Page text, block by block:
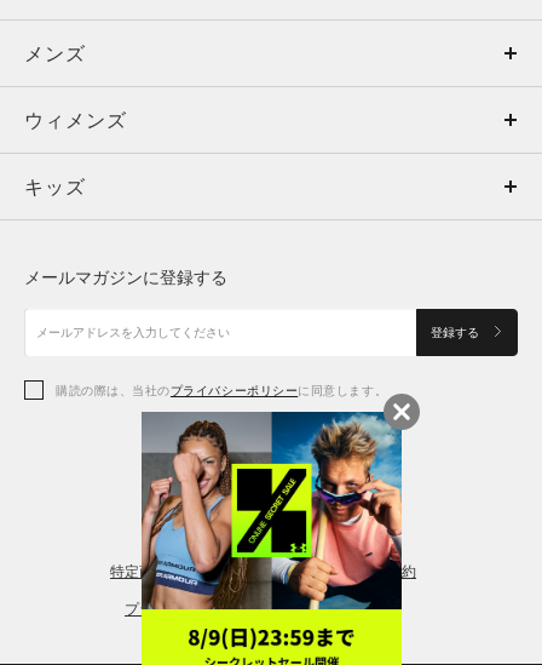
メンズ
ウィメンズ
キッズ
アクセサリー
メンズ
トップス
ボトムス
アクセサリー
ウィメンズ
トップス
シューズ
アクセサリー
レギンス＆タイツ
キッズ
シューズ
メールマガジンに登録する
登録する
購読の際は、当社のプライバシーポリシーに同意します。
特定商取引法に基づく通販の表記 会員規約
プライバシーポリシー